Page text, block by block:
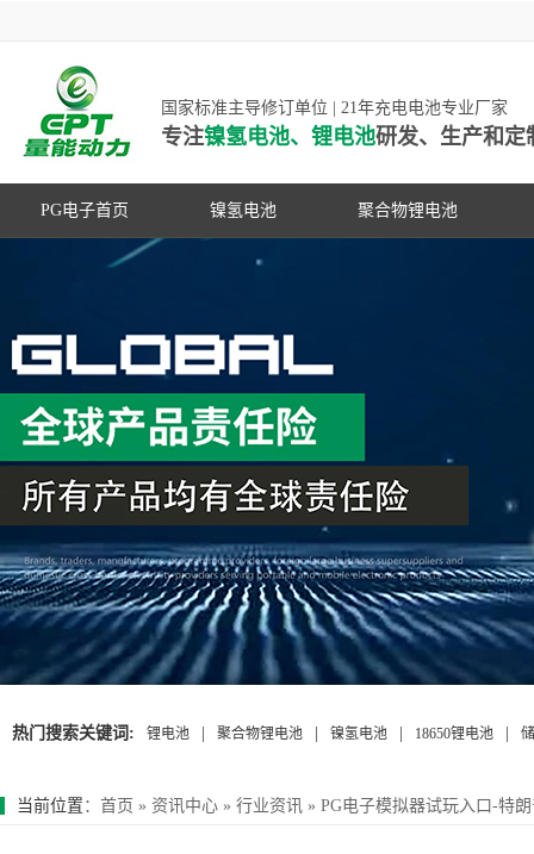
国家标准主导修订单位 | 21年充电电池专业厂家
专注镍氢电池、锂电池研发、生产和定
PG电子首页 镍氢电池 聚合物锂电池
高容量镍氢电池
超低自放电镍氢电池
动力镍氢电池
常规镍氢电池
PG游戏官网是镍氢电池国家标准主导
修订单位，并参与多项锂电池行业国
家标准的制定
热门搜索关键词: 锂电池 聚合物锂电池 镍氢电池 18650锂电池
当前位置 ： 首页 » 资讯中心 » 行业资讯 » PG电子模拟器试玩入口-特